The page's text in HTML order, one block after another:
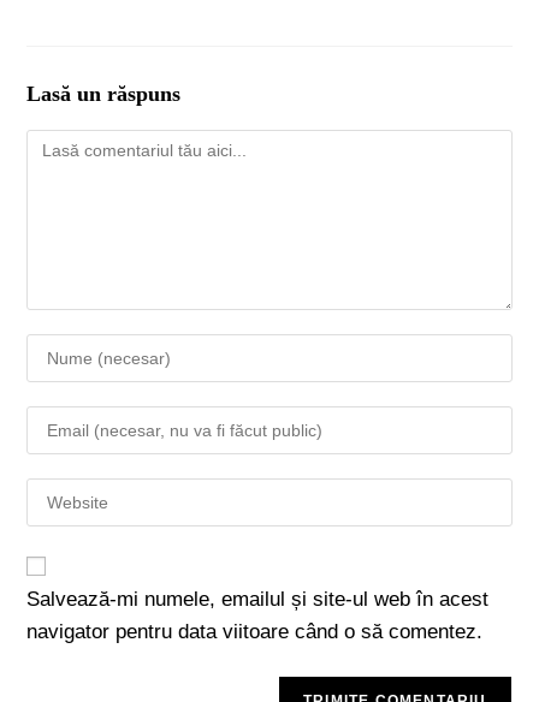
Lasă un răspuns
Salvează-mi numele, emailul și site-ul web în acest
navigator pentru data viitoare când o să comentez.